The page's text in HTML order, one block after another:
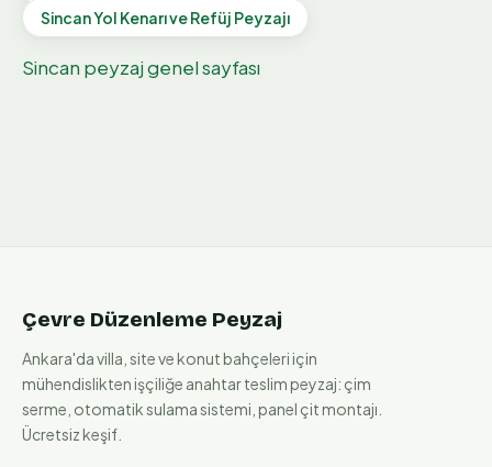
SincanYol Kenarı ve Refüj Peyzajı
Sincan peyzaj genel sayfası
Çevre Düzenleme Peyzaj
Ankara'da villa, site ve konut bahçeleri için
mühendislikten işçiliğe anahtar teslim peyzaj: çim
serme, otomatik sulama sistemi, panel çit montajı.
Ücretsiz keşif.